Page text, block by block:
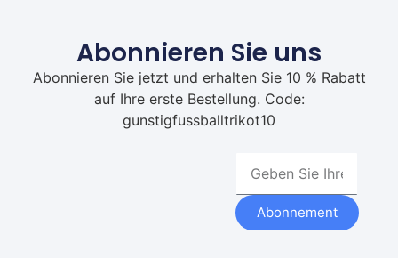
Abonnieren Sie uns
Abonnieren Sie jetzt und erhalten Sie 10 % Rabatt
auf Ihre erste Bestellung. Code:
gunstigfussballtrikot10
Abonnement